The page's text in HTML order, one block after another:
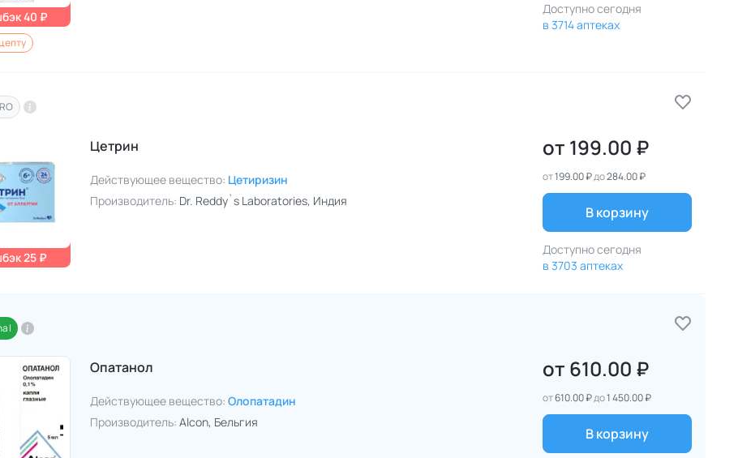
40 ₽
Доступно сегодня
в 3714 аптеках
25 ₽
Цетрин
Действующее вещество: Цетиризин
Производитель: Dr. Reddy`s Laboratories, Индия
от 199.00 ₽
от199.00 ₽до284.00 ₽
В корзину
Доступно сегодня
в 3703 аптеках
Опатанол
Действующее вещество: Олопатадин
Производитель: Alcon, Бельгия
от 610.00 ₽
от610.00 ₽до1 450.00 ₽
В корзину